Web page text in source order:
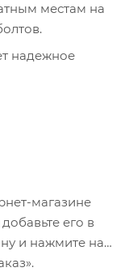
местам на
надежное
магазине
его в
и нажмите на